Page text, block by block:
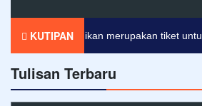
KUTIPAN
Pendidikan merupakan tiket untuk
Tulisan Terbaru